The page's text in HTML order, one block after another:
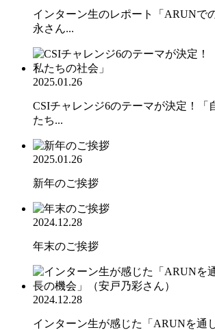
インターン生のレポート「ARUNで
永さん...
2025.01.26
CSIチャレンジ6のテーマが決定！「
たち...
2025.01.26
新年のご挨拶
2024.12.28
年末のご挨拶
2024.12.28
インターン生が感じた「ARUNを通